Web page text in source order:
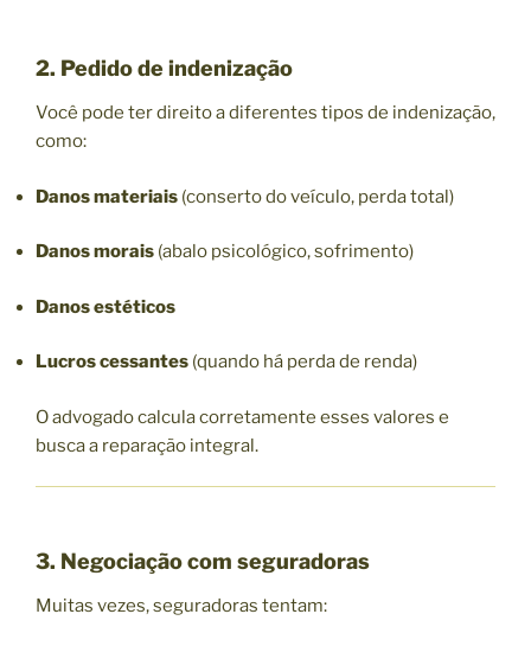
2. Pedido de indenização
Você pode ter direito a diferentes tipos de indenização,
como:
Danos materiais (conserto do veículo, perda total)
Danos morais (abalo psicológico, sofrimento)
Danos estéticos
Lucros cessantes (quando há perda de renda)
O advogado calcula corretamente esses valores e
busca a reparação integral.
3. Negociação com seguradoras
Muitas vezes, seguradoras tentam: